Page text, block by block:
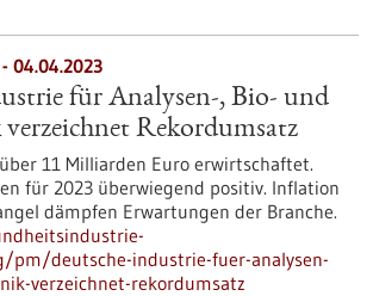
04.04.2023
für Analysen-, Bio- und
Rekordumsatz
11 Milliarden Euro erwirtschaftet.
für 2023 überwiegend positiv. Inflation
dämpfen Erwartungen der Branche.
pm/deutsche-industrie-fuer-analysen-
verzeichnet-rekordumsatz